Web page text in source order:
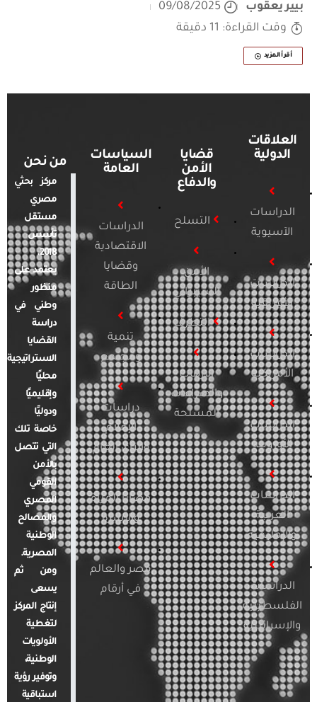
بيير يعقوب
09/08/2025
وقت القراءة: 11 دقيقة
أقرأ المزيد
العلاقات
الدولية
الدراسات
الآسيوية
الدراسات
الأفريقية
الدراسات
الأمريكية
الدراسات
الأوروبية
الدراسات
العربية
والإقليمية
الدراسات
الفلسطينية
والإسرائيلية
قضايا
الأمن
والدفاع
التسلح
الأمن
السيبراني
التطرف
الإرهاب
والصراعات
المسلحة
السياسات
العامة
الدراسات
الاقتصادية
وقضايا
الطاقة
تنمية
ومجتمع
دراسات
الإعلام
والرأي العام
قضايا المرأة
والأسرة
مصر والعالم
في أرقام
من نحن
مركز بحثي
مصري
مستقل
تأسس
2018.
يعتمد على
منظور
وطني في
دراسة
القضايا
الاستراتيجية
محليًا
وإقليميًا
ودوليًا
خاصة تلك
التي تتصل
بالأمن
القومي
المصري
والمصالح
الوطنية
المصرية.
ومن ثم
يسعى
إنتاج المركز
لتغطية
الأولويات
الوطنية،
وتوفير رؤية
استباقية